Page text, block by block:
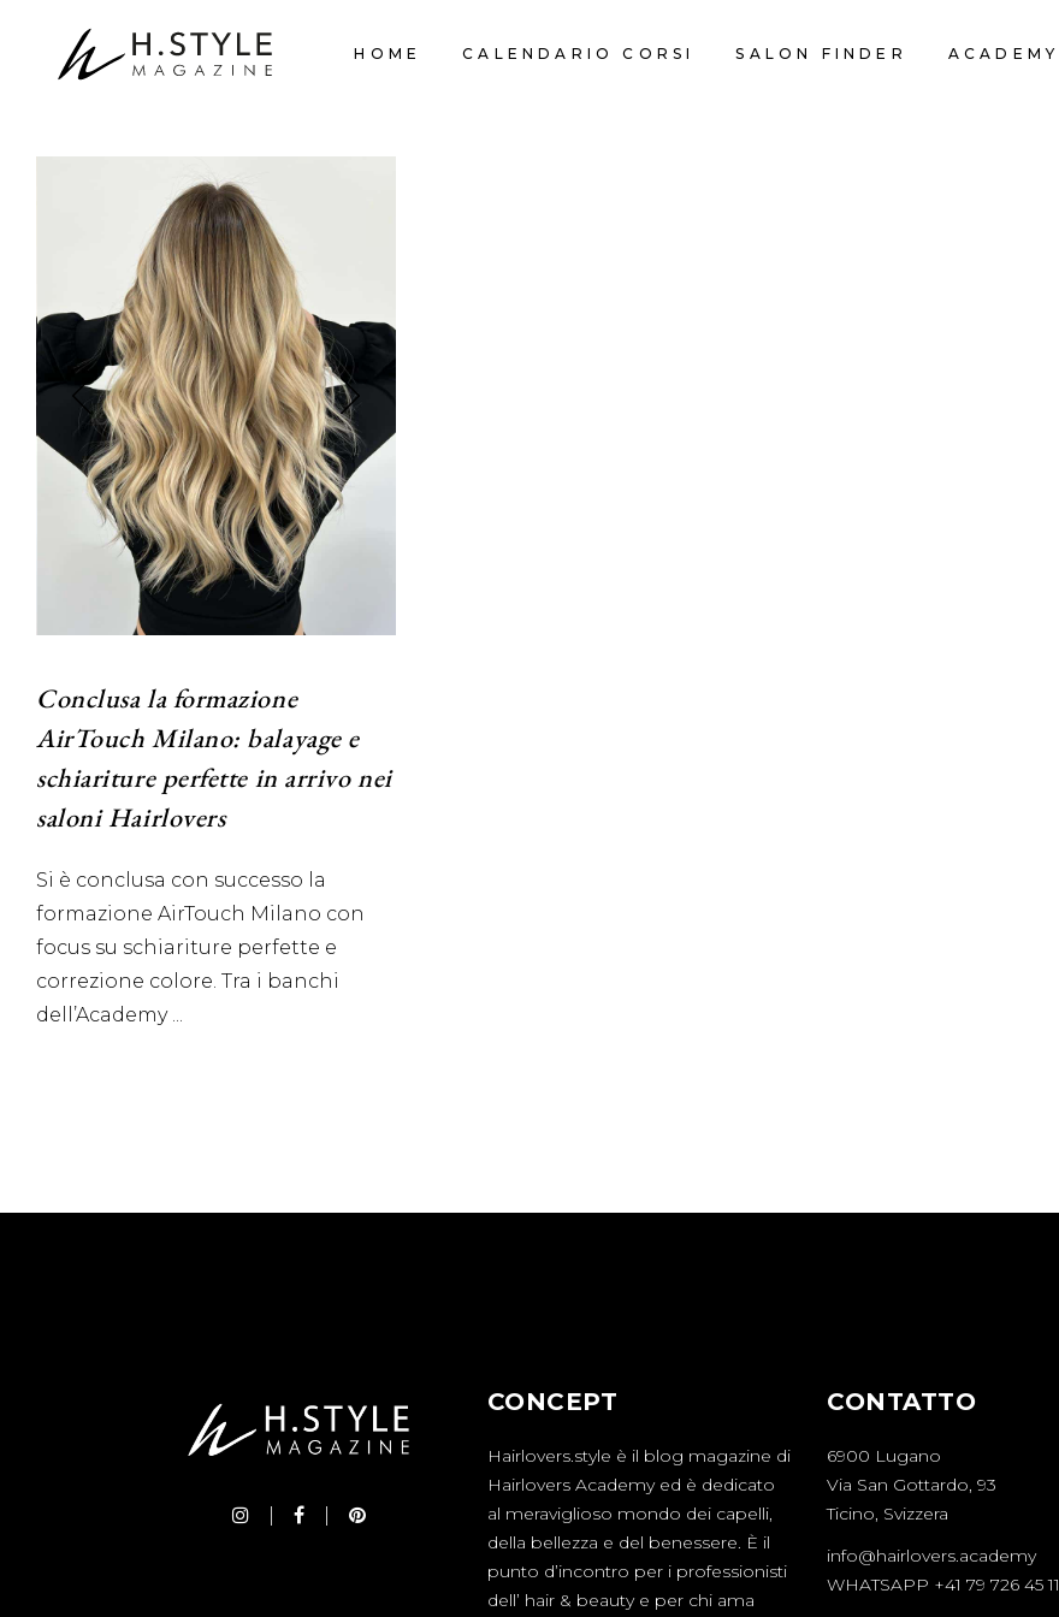
HOME CALENDARIO CORSI SALON FINDER ACADEMY
Conclusa la formazione
AirTouch Milano: balayage e
schiariture perfette in arrivo nei
saloni Hairlovers
Si è conclusa con successo la
formazione AirTouch Milano con
focus su schiariture perfette e
correzione colore. Tra i banchi
dell’Academy
CONCEPT
Hairlovers.style è il blog magazine di
Hairlovers Academy ed è dedicato
al meraviglioso mondo dei capelli,
della bellezza e del benessere. È il
punto d’incontro per i professionisti
dell’ hair & beauty e per chi ama
CONTATTO
6900 Lugano
Via San Gottardo, 93
Ticino, Svizzera
info@hairlovers.academy
WHATSAPP +41 79 726 45 11